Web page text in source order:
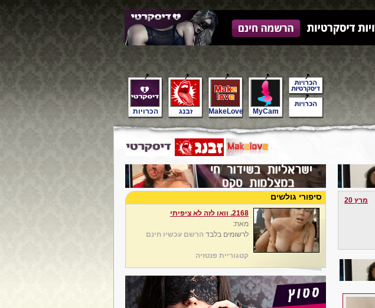
הכרויות זבנג MakeLove MyCam
מרץ 20
סיפורי גולשים
2168. וואו לזה לא ציפיתי
מאת:
לרשומים בלבד הרשם עכשיו חינם
קטגוריית פנטזיה